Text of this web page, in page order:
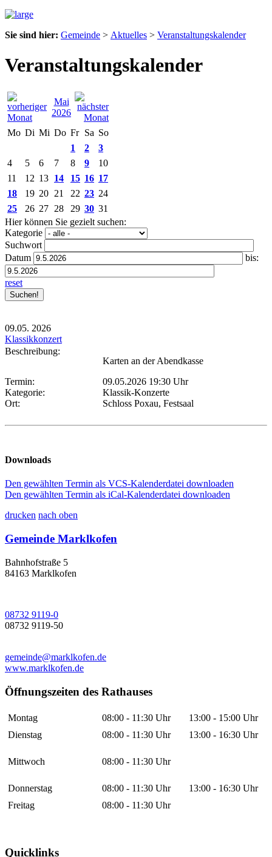
Sie sind hier: Gemeinde > Aktuelles > Veranstaltungskalender
Veranstaltungskalender
Mai
2026
Mo Di Mi Do Fr Sa So
1
2
3
4
5 6 7 8 9
10
11
12 13 14 15 16 17
18
19 20 21 22 23 24
25
26 27 28 29 30 31
Hier können Sie gezielt suchen:
Kategorie
Suchwort
Datum
bis:
reset
09.05. 2026
Klassikkonzert
Beschreibung:
Karten an der Abendkasse
Termin:
09.05.2026 19:30 Uhr
Kategorie:
Klassik-Konzerte
Ort:
Schloss Poxau, Festsaal
Downloads
Den gewählten Termin als VCS-Kalenderdatei downloaden
Den gewählten Termin als iCal-Kalenderdatei downloaden
drucken nach oben
Gemeinde Marklkofen
Bahnhofstraße 5
84163 Marklkofen
08732 9119-0
08732 9119-50
gemeinde@marklkofen.de
www.marklkofen.de
Öffnungszeiten des Rathauses
Montag 08:00 - 11:30 Uhr
13:00 - 15:00 Uhr
Dienstag
08:00 - 11:30 Uhr 13:00 - 16:30 Uhr
Mittwoch 08:00 - 11:30 Uhr
Donnerstag 08:00 - 11:30 Uhr
13:00 - 16:30 Uhr
Freitag
08:00 - 11:30 Uhr
Quicklinks